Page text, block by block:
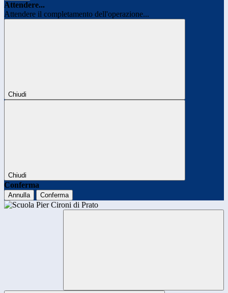
Attendere...
Attendere il completamento dell'operazione...
Chiudi
Chiudi
Conferma
Annulla Conferma